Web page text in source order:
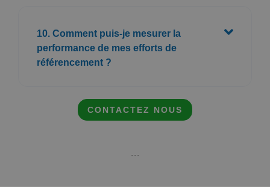
10. Comment puis-je mesurer la
performance de mes efforts de
référencement ?
CONTACTEZ NOUS
- - -